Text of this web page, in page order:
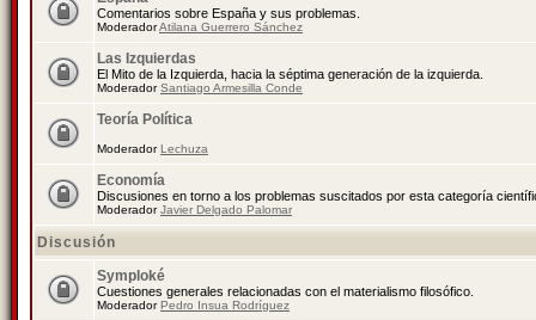
Comentarios sobre España y sus problemas.
ModeradorAtilana Guerrero Sánchez
Las Izquierdas
El Mito de la Izquierda, hacia la séptima generación de la izquierda.
ModeradorSantiago Armesilla Conde
Teoría Política
ModeradorLechuza
Economía
Discusiones en torno a los problemas suscitados por esta categoría
ModeradorJavier Delgado Palomar
Discusión
Symploké
Cuestiones generales relacionadas con el materialismo filosófico.
ModeradorPedro Insua Rodríguez